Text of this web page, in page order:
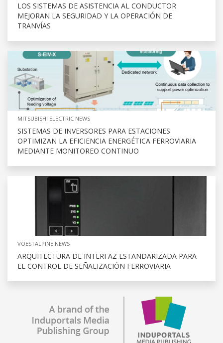
LOS SISTEMAS DE ASISTENCIA AL CONDUCTOR
MEJORAN LA SEGURIDAD Y LA OPERACIÓN DE
TRANVÍAS
MITSUBISHI ELECTRIC NEWS
SISTEMAS DE INVERSORES PARA ESTACIONES
OPTIMIZAN LA EFICIENCIA ENERGÉTICA FERROVIARIA
MEDIANTE MONITOREO CONTINUO
VOESTALPINE NEWS
ARQUITECTURA DE INTERFAZ ESTANDARIZADA PARA
EL CONTROL DE SEÑALIZACIÓN FERROVIARIA